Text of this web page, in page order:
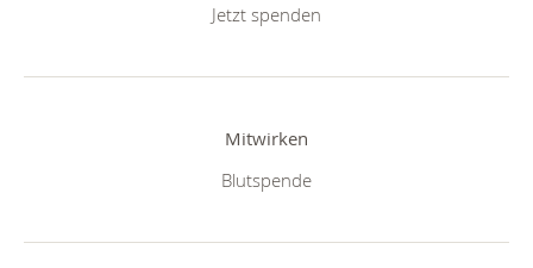
Jetzt spenden
Mitwirken
Blutspende